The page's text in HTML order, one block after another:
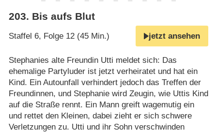
203. Bis aufs Blut
Staffel 6, Folge 12 (45 Min.) jetzt ansehen
Stephanies alte Freundin Utti meldet sich: Das
ehemalige Partyluder ist jetzt verheiratet und hat ein
Kind. Ein Autounfall verhindert jedoch das Treffen der
Freundinnen, und Stephanie wird Zeugin, wie Uttis Kind
auf die Straße rennt. Ein Mann greift wagemutig ein
und rettet den Kleinen, dabei zieht er sich schwere
Verletzungen zu. Utti und ihr Sohn verschwinden